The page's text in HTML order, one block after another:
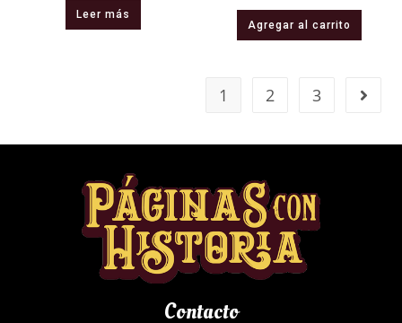
Leer más
Agregar al carrito
1 2 3
Contacto